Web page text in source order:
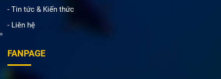
- Tin tức & Kiến thức
- Liên hệ
FANPAGE